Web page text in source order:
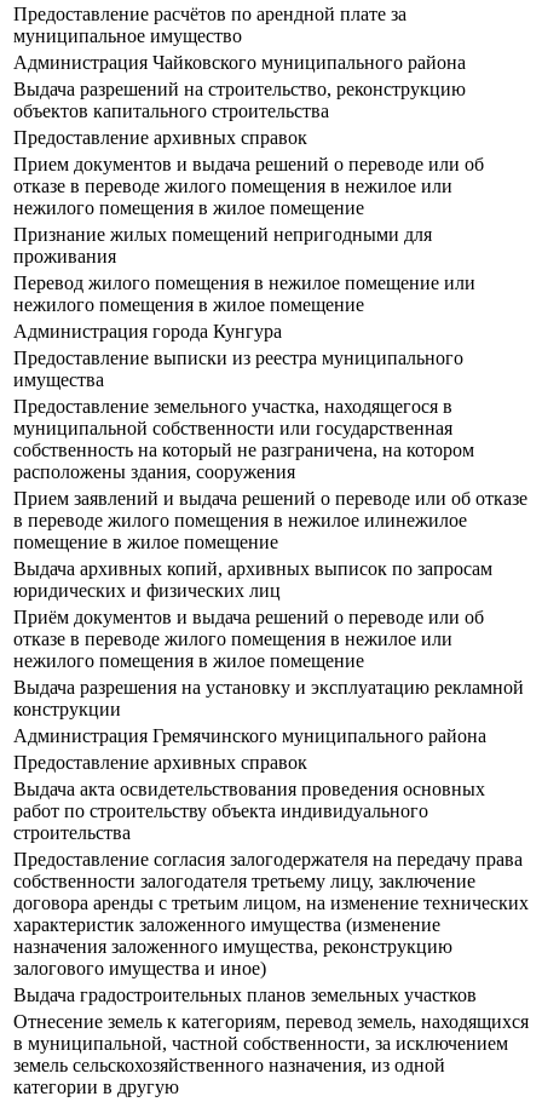
Предоставление расчётов по арендной плате за
муниципальное имущество
Администрация Чайковского муниципального района
Выдача разрешений на строительство, реконструкцию
объектов капитального строительства
Предоставление архивных справок
Прием документов и выдача решений о переводе или об
отказе в переводе жилого помещения в нежилое или
нежилого помещения в жилое помещение
Признание жилых помещений непригодными для
проживания
Перевод жилого помещения в нежилое помещение или
нежилого помещения в жилое помещение
Администрация города Кунгура
Предоставление выписки из реестра муниципального
имущества
Предоставление земельного участка, находящегося в
муниципальной собственности или государственная
собственность на который не разграничена, на котором
расположены здания, сооружения
Прием заявлений и выдача решений о переводе или об отказе
в переводе жилого помещения в нежилое илинежилое
помещение в жилое помещение
Выдача архивных копий, архивных выписок по запросам
юридических и физических лиц
Приём документов и выдача решений о переводе или об
отказе в переводе жилого помещения в нежилое или
нежилого помещения в жилое помещение
Выдача разрешения на установку и эксплуатацию рекламной
конструкции
Администрация Гремячинского муниципального района
Предоставление архивных справок
Выдача акта освидетельствования проведения основных
работ по строительству объекта индивидуального
строительства
Предоставление согласия залогодержателя на передачу права
собственности залогодателя третьему лицу, заключение
договора аренды с третьим лицом, на изменение технических
характеристик заложенного имущества (изменение
назначения заложенного имущества, реконструкцию
залогового имущества и иное)
Выдача градостроительных планов земельных участков
Отнесение земель к категориям, перевод земель, находящихся
в муниципальной, частной собственности, за исключением
земель сельскохозяйственного назначения, из одной
категории в другую